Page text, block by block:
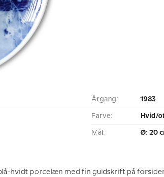
Årgang: 1983
Farve: Hvid/
Mål: Ø: 20
hvidt porcelæn med fin guldskrift på